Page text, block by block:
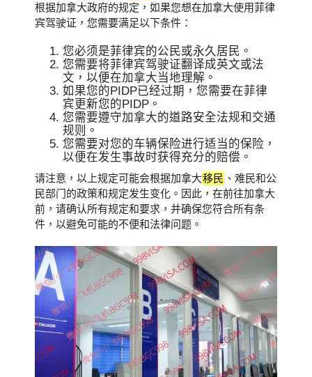
根据加拿大政府的规定，如果您想在加拿大使用菲律
宾驾驶证，您需要满足以下条件：
您必须是菲律宾的公民或永久居民。
您需要将菲律宾驾驶证翻译成英文或法
文，以便在加拿大当地理解。
如果您的PIDP已经过期，您需要在菲律
宾更新您的PIDP。
您需要遵守加拿大的道路安全法规和交通
规则。
您需要对您的车辆保险进行适当的保险，
以便在发生事故时获得充分的赔偿。
请注意，以上规定可能会根据加拿大移民 、难民和公
民部门的政策和规定发生变化。因此，在前往加拿大
前，请确认所有规定和要求，并确保您符合所有条
件，以避免可能的不便和法律问题。